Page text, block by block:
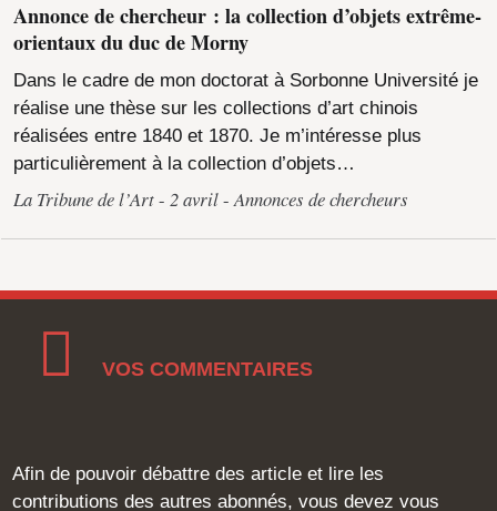
Annonce de chercheur : la collection d’objets extrême-
orientaux du duc de Morny
Dans le cadre de mon doctorat à Sorbonne Université je
réalise une thèse sur les collections d’art chinois
réalisées entre 1840 et 1870. Je m’intéresse plus
particulièrement à la collection d’objets…
La Tribune de l’Art 2 avril Annonces de chercheurs
VOS COMMENTAIRES
Afin de pouvoir débattre des article et lire les
contributions des autres abonnés, vous devez vous